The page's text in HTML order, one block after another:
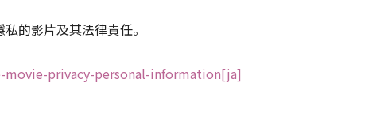
的影片及其法律責任。
privacy-personal-information[ja]